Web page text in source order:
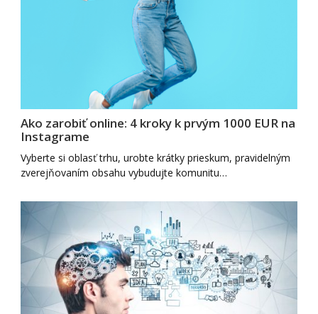
Ako zarobiť online: 4 kroky k prvým 1000 EUR na
Instagrame
Vyberte si oblasť trhu, urobte krátky prieskum, pravidelným
zverejňovaním obsahu vybudujte komunitu…